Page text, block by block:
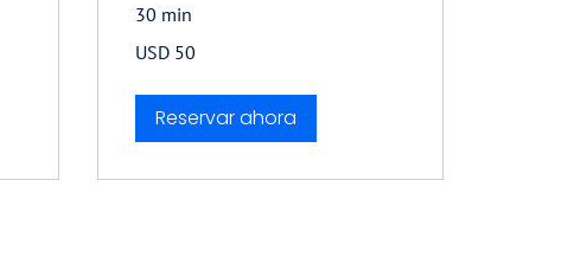
30 min
dólares
USD 50
Reservar ahora